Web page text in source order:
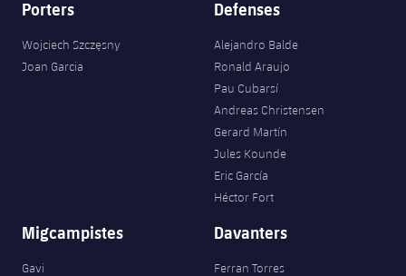
Porters
Wojciech Szczęsny
Joan Garcia
Defenses
Alejandro Balde
Ronald Araujo
Pau Cubarsí
Andreas Christensen
Gerard Martín
Jules Kounde
Eric García
Héctor Fort
Migcampistes
Gavi
Davanters
Ferran Torres